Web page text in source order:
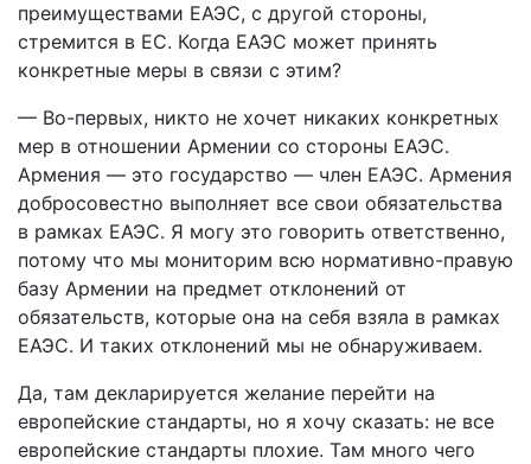
преимуществами ЕАЭС, с другой стороны,
стремится в ЕС. Когда ЕАЭС может принять
конкретные меры в связи с этим?
— Во-первых, никто не хочет никаких конкретных
мер в отношении Армении со стороны ЕАЭС.
Армения — это государство — член ЕАЭС. Армения
добросовестно выполняет все свои обязательства
в рамках ЕАЭС. Я могу это говорить ответственно,
потому что мы мониторим всю нормативно-правую
базу Армении на предмет отклонений от
обязательств, которые она на себя взяла в рамках
ЕАЭС. И таких отклонений мы не обнаруживаем.
Да, там декларируется желание перейти на
европейские стандарты, но я хочу сказать: не все
европейские стандарты плохие. Там много чего